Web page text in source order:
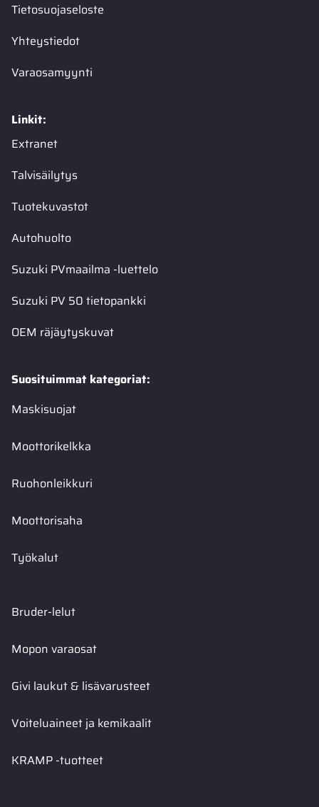
Tietosuojaseloste
Yhteystiedot
Varaosamyynti
Linkit:
Extranet
Talvisäilytys
Tuotekuvastot
Autohuolto
Suzuki PVmaailma -luettelo
Suzuki PV 50 tietopankki
OEM räjäytyskuvat
Suosituimmat kategoriat:
Maskisuojat
Moottorikelkka
Ruohonleikkuri
Moottorisaha
Työkalut
Bruder-lelut
Mopon varaosat
Givi laukut & lisävarusteet
Voiteluaineet ja kemikaalit
KRAMP -tuotteet